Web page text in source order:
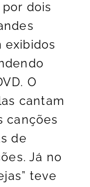
dois
exibidos
O
cantam
canções
de
Já no
teve